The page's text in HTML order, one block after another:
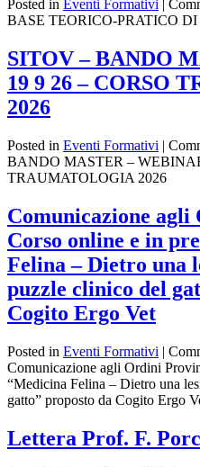
Posted in Eventi Formativi |
BASE TEORICO-PRATICO
SITOV – BANDO
19 9 26 – CORSO
2026
Posted in Eventi Formativi |
BANDO MASTER –
TRAUMATOLOGIA 2026
Comunicazione
Corso online e in
Felina – Dietro una
puzzle clinico del
Cogito Ergo Vet
Posted in Eventi Formativi |
Comunicazione agli Ordini
“Medicina Felina – Dietro una
gatto” proposto da Cogito Ergo
Lettera Prof. F.